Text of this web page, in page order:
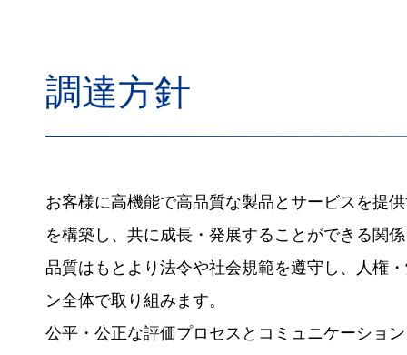
調達方針
お客様に高機能で高品質な製品とサービスを提
を構築し、共に成長・発展することができる関
品質はもとより法令や社会規範を遵守し、人権
ン全体で取り組みます。
公平・公正な評価プロセスとコミュニケーショ